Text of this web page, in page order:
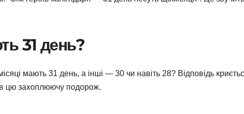
31 день?
мають 31 день, а інші — 30 чи навіть 28? Відповідь
в цю захоплюючу подорож.